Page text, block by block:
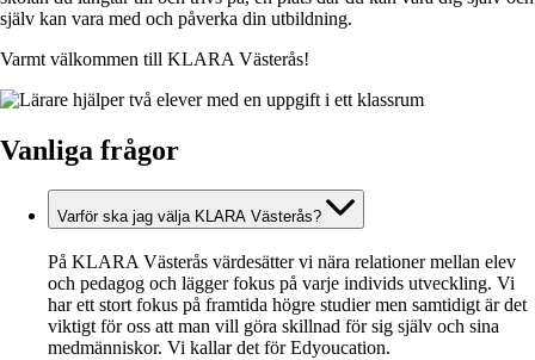
själv kan vara med och påverka din utbildning.
Varmt välkommen till KLARA Västerås!
Vanliga frågor
Varför ska jag välja KLARA Västerås?
På KLARA Västerås värdesätter vi nära relationer mellan elev
och pedagog och lägger fokus på varje individs utveckling. Vi
har ett stort fokus på framtida högre studier men samtidigt är det
viktigt för oss att man vill göra skillnad för sig själv och sina
medmänniskor. Vi kallar det för Edyoucation.